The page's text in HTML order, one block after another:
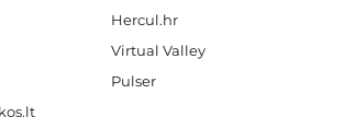
Hercul.hr
Virtual Valley
Pulser